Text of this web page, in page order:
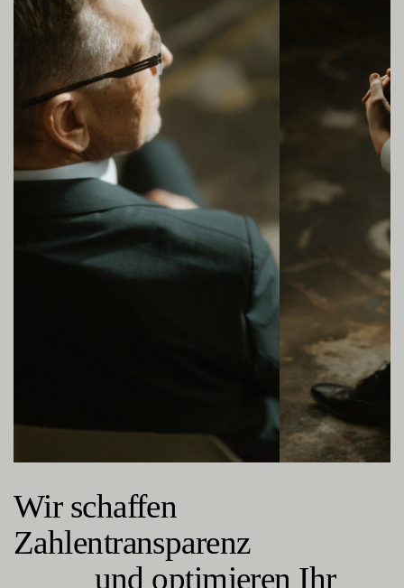
Wir schaffen
Zahlentransparenz
und optimieren Ihr